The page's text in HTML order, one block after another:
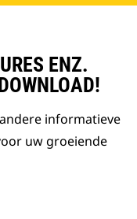
ENZ.
informatieve
uw groeiende